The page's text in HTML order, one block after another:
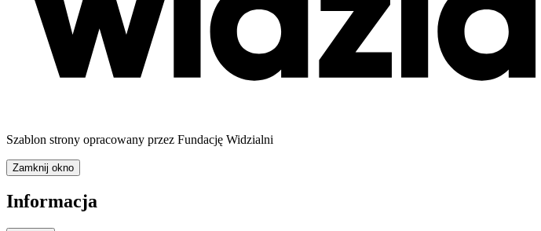
Szablon strony opracowany przez Fundację Widzialni
Zamknij okno
Informacja